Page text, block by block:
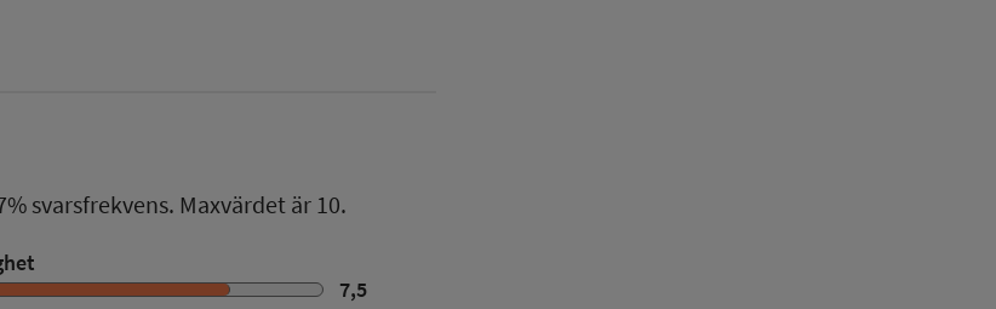
svarsfrekvens. Maxvärdet är 10.
7,5